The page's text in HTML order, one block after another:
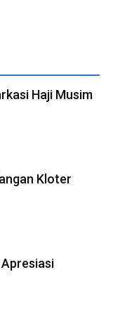
Haji Musim
Kloter